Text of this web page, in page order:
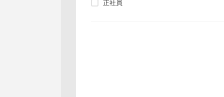
正社員